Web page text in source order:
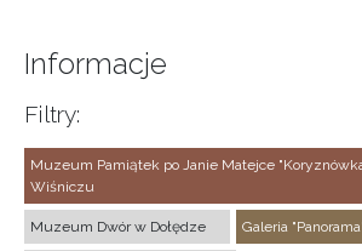
Informacje
Filtry:
Muzeum Pamiątek po Janie Matejce
Wiśniczu
Muzeum Dwór w Dołędze Galeria